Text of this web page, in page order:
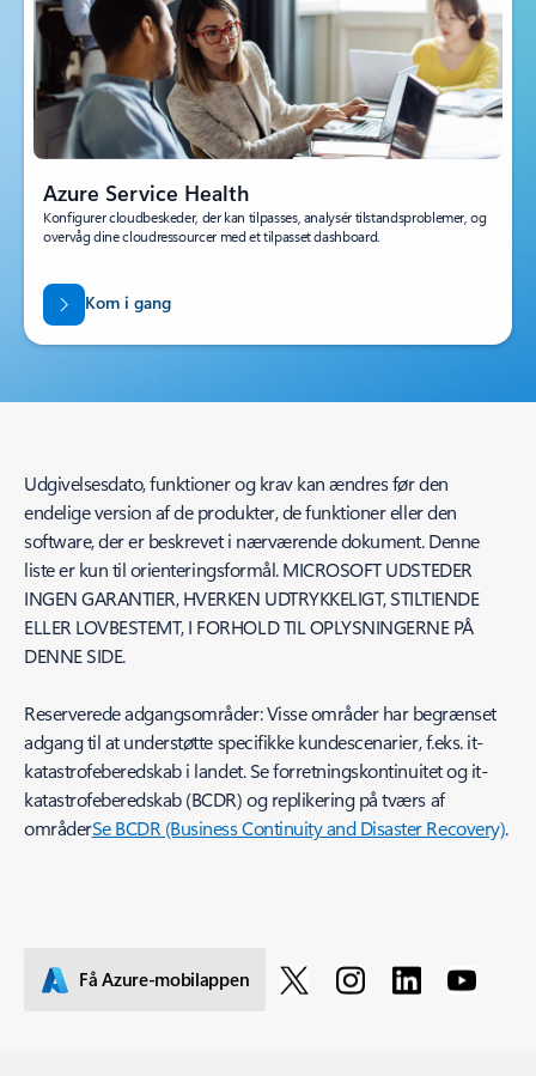
Azure Service Health
Konfigurer cloudbeskeder, der kan tilpasses, analysér tilstandsproblemer, og
overvåg dine cloudressourcer med et tilpasset dashboard.
Kom i gang
Udgivelsesdato, funktioner og krav kan ændres før den
endelige version af de produkter, de funktioner eller den
software, der er beskrevet i nærværende dokument. Denne
liste er kun til orienteringsformål. MICROSOFT UDSTEDER
INGEN GARANTIER, HVERKEN UDTRYKKELIGT, STILTIENDE
ELLER LOVBESTEMT, I FORHOLD TIL OPLYSNINGERNE PÅ
DENNE SIDE.
Reserverede adgangsområder: Visse områder har begrænset
adgang til at understøtte specifikke kundescenarier, f.eks. it-
katastrofeberedskab i landet. Se forretningskontinuitet og it-
katastrofeberedskab (BCDR) og replikering på tværs af
områderSe BCDR (Business Continuity and Disaster Recovery).
Få Azure-mobilappen